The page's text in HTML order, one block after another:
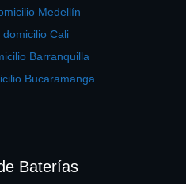
Medellín
Cali
Barranquilla
Bucaramanga
Baterías